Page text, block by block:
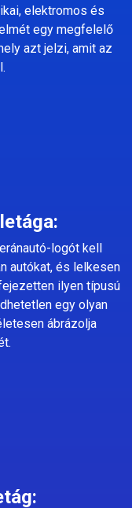
elektromos és
egy megfelelő
azt jelzi, amit az
logót kell
autókat, és lelkesen
ilyen típusú
egy olyan
ábrázolja